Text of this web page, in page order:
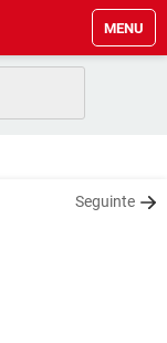
MENU
Seguinte